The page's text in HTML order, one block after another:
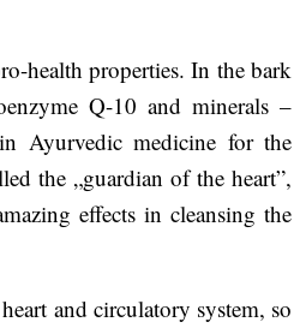
health properties. In the bark
Q-10 and minerals –
Ayurvedic medicine for the
the „guardian of the heart”,
effects in cleansing the
and circulatory system, so